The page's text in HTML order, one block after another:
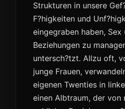
Strukturen in unsere
F?higkeiten und
eingegraben haben, Sex
Beziehungen zu
untersch?tzt. Allzu oft,
junge Frauen,
eigenen Twenties in
einen Albtraum, der von